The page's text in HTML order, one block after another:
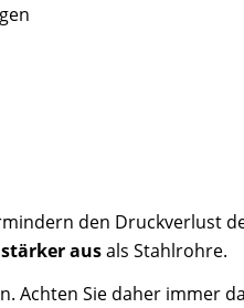
den Druckverlust
stärkerausals Stahlrohre.
Achten Sie daher immer